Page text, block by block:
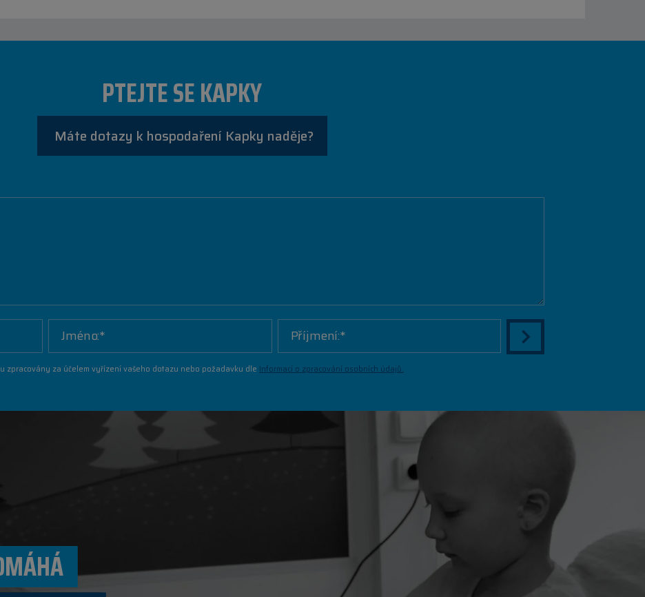
PTEJTE SE KAPKY
Máte dotazy k hospodaření Kapky naděje?
zpracovány za účelem vyřízení vašeho dotazu nebo požadavku dle Informací o zpracování osobních údajů.